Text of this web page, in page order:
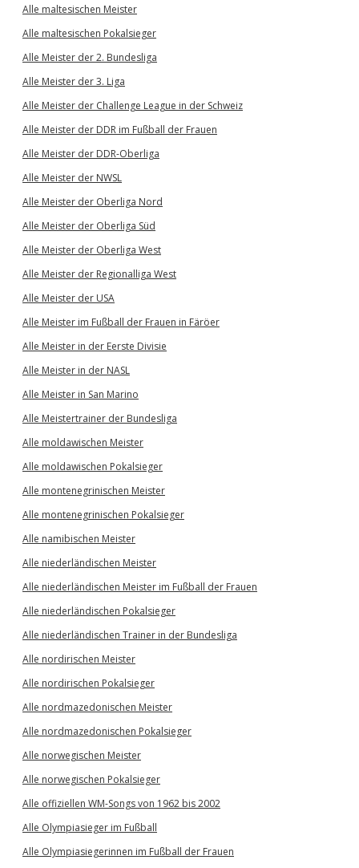
Alle maltesischen Meister
Alle maltesischen Pokalsieger
Alle Meister der 2. Bundesliga
Alle Meister der 3. Liga
Alle Meister der Challenge League in der Schweiz
Alle Meister der DDR im Fußball der Frauen
Alle Meister der DDR-Oberliga
Alle Meister der NWSL
Alle Meister der Oberliga Nord
Alle Meister der Oberliga Süd
Alle Meister der Oberliga West
Alle Meister der Regionalliga West
Alle Meister der USA
Alle Meister im Fußball der Frauen in Färöer
Alle Meister in der Eerste Divisie
Alle Meister in der NASL
Alle Meister in San Marino
Alle Meistertrainer der Bundesliga
Alle moldawischen Meister
Alle moldawischen Pokalsieger
Alle montenegrinischen Meister
Alle montenegrinischen Pokalsieger
Alle namibischen Meister
Alle niederländischen Meister
Alle niederländischen Meister im Fußball der Frauen
Alle niederländischen Pokalsieger
Alle niederländischen Trainer in der Bundesliga
Alle nordirischen Meister
Alle nordirischen Pokalsieger
Alle nordmazedonischen Meister
Alle nordmazedonischen Pokalsieger
Alle norwegischen Meister
Alle norwegischen Pokalsieger
Alle offiziellen WM-Songs von 1962 bis 2002
Alle Olympiasieger im Fußball
Alle Olympiasiegerinnen im Fußball der Frauen